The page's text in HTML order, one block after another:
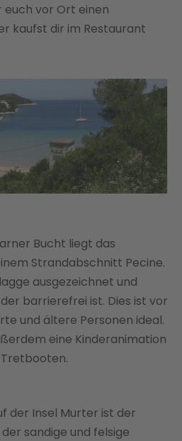
euch vor Ort einen
kaufst dir im Restaurant
Bucht liegt das
Strandabschnitt Pecine.
ausgezeichnet und
barrierefrei ist. Dies ist vor
und ältere Personen ideal.
eine Kinderanimation
der Insel Murter ist der
sandige und felsige